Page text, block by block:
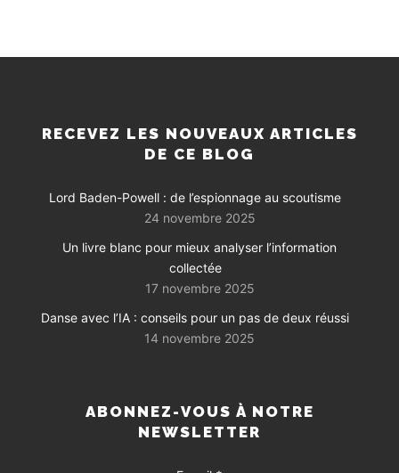
RECEVEZ LES NOUVEAUX ARTICLES
DE CE BLOG
Lord Baden-Powell : de l’espionnage au scoutisme
24 novembre 2025
Un livre blanc pour mieux analyser l’information
collectée
17 novembre 2025
Danse avec l’IA : conseils pour un pas de deux réussi
14 novembre 2025
ABONNEZ-VOUS À NOTRE
NEWSLETTER